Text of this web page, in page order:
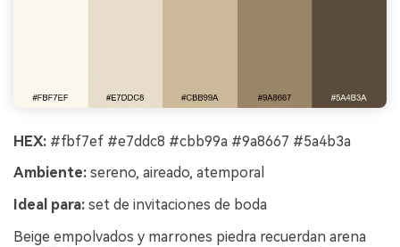
HEX: #fbf7ef #e7ddc8 #cbb99a #9a8667 #5a4b3a
Ambiente: sereno, aireado, atemporal
Ideal para: set de invitaciones de boda
Beige empolvados y marrones piedra recuerdan arena